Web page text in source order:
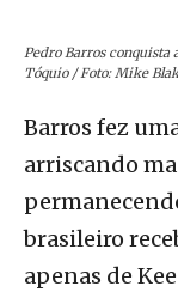
Pedro Barros conquista
Tóquio / Foto: Mike
Barros fez
arriscando
brasileiro
apenas de